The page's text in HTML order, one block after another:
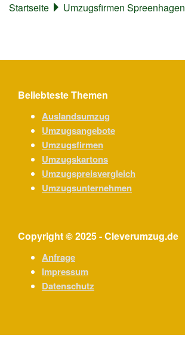
Startseite Umzugsfirmen Spreenhagen
Beliebteste Themen
Auslandsumzug
Umzugsangebote
Umzugsfirmen
Umzugskartons
Umzugspreisvergleich
Umzugsunternehmen
Copyright © 2025 - Cleverumzug.de
Anfrage
Impressum
Datenschutz